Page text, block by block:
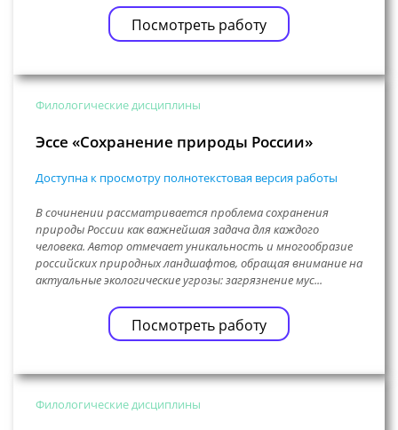
Посмотреть работу
Филологические дисциплины
Эссе «Сохранение природы России»
Доступна к просмотру полнотекстовая версия работы
В сочинении рассматривается проблема сохранения
природы России как важнейшая задача для каждого
человека. Автор отмечает уникальность и многообразие
российских природных ландшафтов, обращая внимание на
актуальные экологические угрозы: загрязнение мус...
Посмотреть работу
Филологические дисциплины